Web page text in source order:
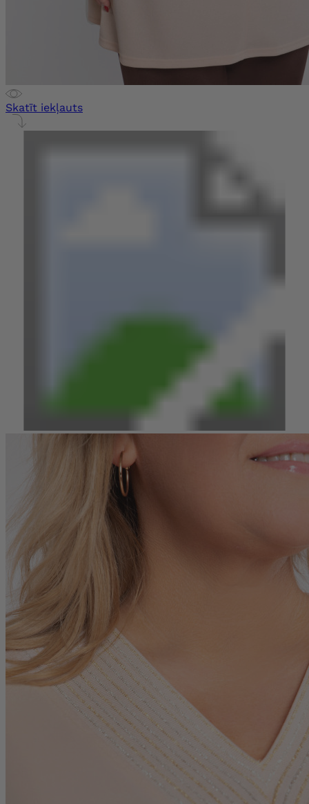
Skatīt iekļauts